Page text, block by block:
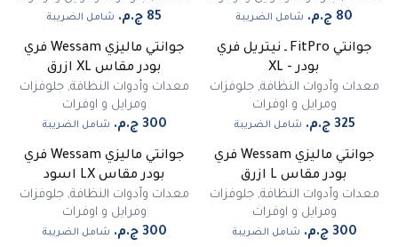
شامل الضريبة شامل الضريبة
جوانتي FitPro ـ نيتريل فري
بودر - XL
معدات وأدوات النظافة,جلوفزات
ومرايل و اوفرات
شامل الضريبة
جوانتي ماليزي Wessam فري
بودر مقاس XL ازرق
معدات وأدوات النظافة,جلوفزات
ومرايل و اوفرات
شامل الضريبة
غير متوفر
جوانتي ماليزي Wessam فري
بودر مقاس L ازرق
معدات وأدوات النظافة,جلوفزات
ومرايل و اوفرات
شامل الضريبة
غير متوفر
جوانتي ماليزي Wessam فري
بودر مقاس LX اسود
معدات وأدوات النظافة,جلوفزات
ومرايل و اوفرات
شامل الضريبة